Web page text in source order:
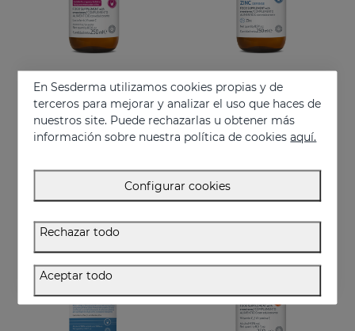
Añadir
LACTYFERRIN Defense 250ml - Embarazadas Y Niños
Complemento alimenticio formulado sin alcohol
34.95 €
Añadir
ZINC Defense 250ml
Complemento alimenticio
21.95 €
En Sesderma utilizamos cookies propias y de
terceros para mejorar y analizar el uso que haces de
nuestros site. Puede rechazarlas u obtener más
información sobre nuestra política de cookiesaquí.
Configurar cookies
Rechazar todo
Aceptar todo